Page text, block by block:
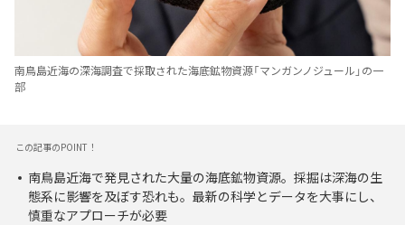
南鳥島近海の深海調査で採取された海底鉱物資源「マンガンノジュール」の一
部
この記事のPOINT！
南鳥島近海で発見された大量の海底鉱物資源。採掘は深海の生
態系に影響を及ぼす恐れも。最新の科学とデータを大事にし、
慎重なアプローチが必要